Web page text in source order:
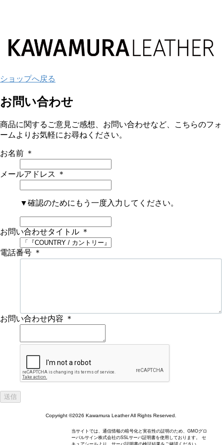
ショップへ戻る
お問い合わせ
商品に関するご意見ご感想、お問い合わせなど、こちらのフォ
ームよりお気軽にお尋ねください。
お名前 ＊
メールアドレス ＊
▼確認のためにもう一度入力してください。
お問い合わせタイトル ＊
電話番号 ＊
お問い合わせ内容 ＊
Copyright ©2026 Kawamura Leather All Rights Reserved.
当サイトでは、通信情報の暗号化と実在性の証明のため、GMOグロ
ーバルサイン株式会社のSSLサーバ証明書を使用しております。 セ